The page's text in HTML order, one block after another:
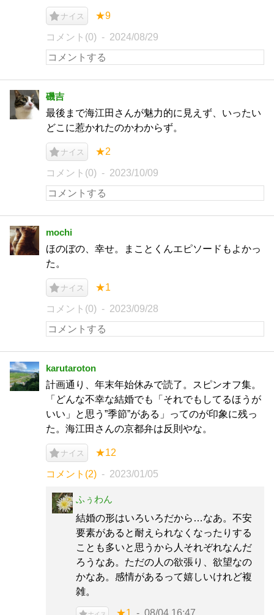
ナイス ★9
コメント(0) 2024/08/29
磯吉
最後まで海江田さんが魅力的に見えず、いったい
どこに惹かれたのかわからず。
ナイス ★2
コメント(0) 2023/10/09
mochi
ほのぼの、幸せ。まことくんエピソードもよかっ
た。
ナイス ★1
コメント(0) 2023/09/28
karutaroton
計画通り、年末年始休みで読了。スピンオフ集。
「どんな不幸な結婚でも「それでもしてるほうが
いい」と思う”季節”がある」ってのが印象に残っ
た。海江田さんの京都弁は反則やな。
ナイス ★12
コメント(2) 2023/01/05
ふぅわん
結婚の形はいろいろだから…なあ。不安
要素があると耐えられなくなったりする
ことも多いと思うから人それぞれなんだ
ろうなあ。ただの人の欲張り、欲望なの
かなあ。感情があるって嬉しいけれど複
雑。
★1 08/04 16:47